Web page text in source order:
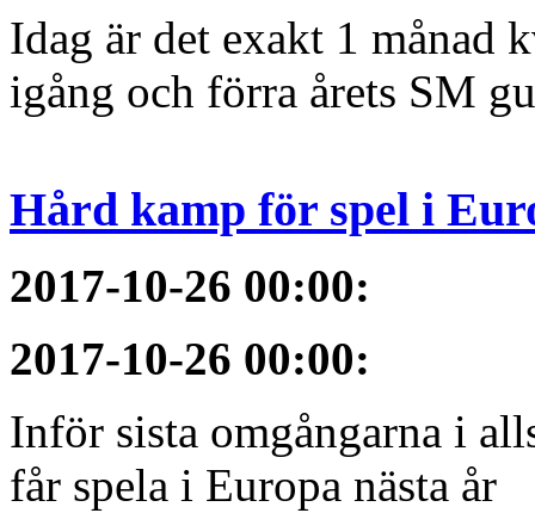
Idag är det exakt 1 månad
igång och förra årets SM
Hård kamp för spel i
2017-10-26 00:00:
2017-10-26 00:00:
Inför sista omgångarna i
får spela i Europa nästa år